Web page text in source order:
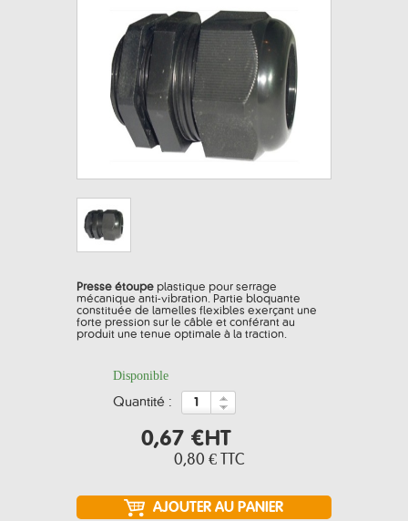
Presse étoupe plastique pour serrage
mécanique anti-vibration. Partie bloquante
constituée de lamelles flexibles exerçant une
forte pression sur le câble et conférant au
produit une tenue optimale à la traction.
Disponible
quantité :
0,67 €HT
0,80 € TTC